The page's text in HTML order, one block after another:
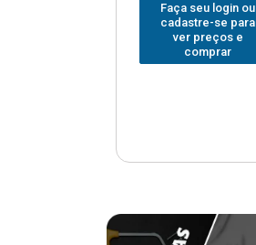
Faça seu login ou
cadastre-se para
ver preços e
comprar